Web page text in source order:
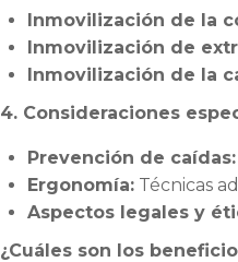
Inmovilización de la
Inmovilización de
Inmovilización de la
4. Consideraciones
Prevención de caídas:
Ergonomía: Técnicas
Aspectos legales y
¿Cuáles son los